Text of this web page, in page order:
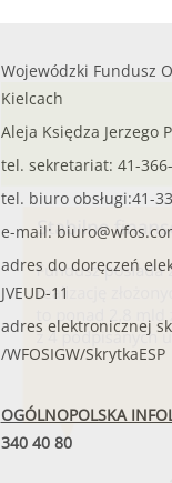
Wojewódzki Fundusz
Kielcach
Aleja Księdza Jerzego
tel. sekretariat: 41-
tel. biuro obsługi:41-
e-mail:
adres do doręczeń
JVEUD-11
adres elektronicznej
/WFOSIGW/SkrytkaESP
OGÓLNOPOLSKA
340 40 80